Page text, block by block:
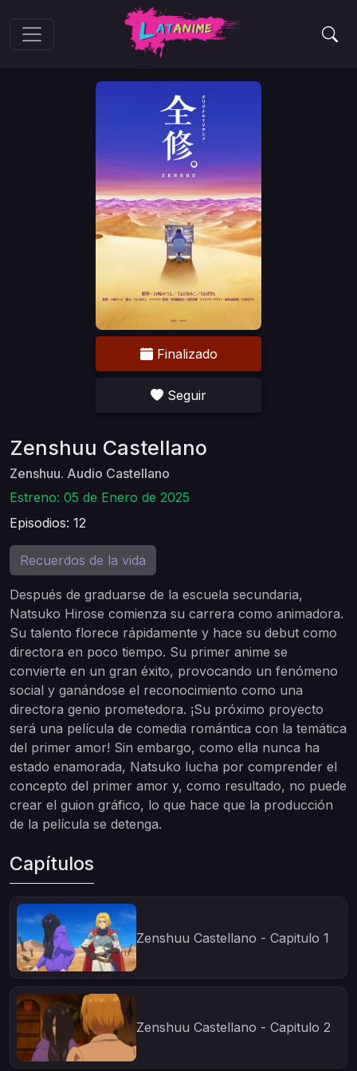
Finalizado
Seguir
Zenshuu Castellano
Zenshuu. Audio Castellano
Estreno: 05 de Enero de 2025
Episodios: 12
Recuerdos de la vida
Después de graduarse de la escuela secundaria,
Natsuko Hirose comienza su carrera como animadora.
Su talento florece rápidamente y hace su debut como
directora en poco tiempo. Su primer anime se
convierte en un gran éxito, provocando un fenómeno
social y ganándose el reconocimiento como una
directora genio prometedora. ¡Su próximo proyecto
será una película de comedia romántica con la temática
del primer amor! Sin embargo, como ella nunca ha
estado enamorada, Natsuko lucha por comprender el
concepto del primer amor y, como resultado, no puede
crear el guion gráfico, lo que hace que la producción
de la película se detenga.
Capítulos
Zenshuu Castellano - Capitulo 1
Zenshuu Castellano - Capitulo 2